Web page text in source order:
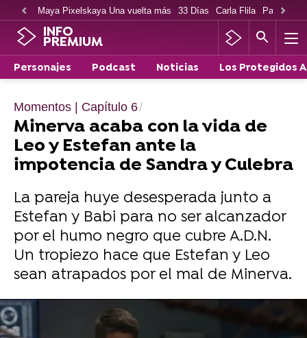
Maya Pixelskaya Una vuelta más 33 Días Carla Flila Paco
INFO
PREMIUM
Personajes Podcast Noticias Los Protegidos
Momentos | Capítulo 6
Minerva acaba con la vida de
Leo y Estefan ante la
impotencia de Sandra y Culebra
La pareja huye desesperada junto a
Estefan y Babi para no ser alcanzador
por el humo negro que cubre A.D.N.
Un tropiezo hace que Estefan y Leo
sean atrapados por el mal de Minerva.
No te pierdas la temporada completa de Los
Protegidos ADN en ATRESplayer PREMIUM